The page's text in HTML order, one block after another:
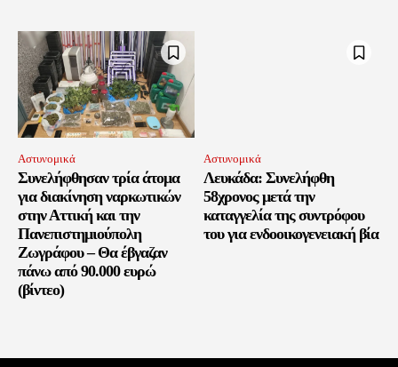
Αστυνομικά
Συνελήφθησαν τρία άτομα
για διακίνηση ναρκωτικών
στην Αττική και την
Πανεπιστημιούπολη
Ζωγράφου – Θα έβγαζαν
πάνω από 90.000 ευρώ
(βίντεο)
Αστυνομικά
Λευκάδα: Συνελήφθη
58χρονος μετά την
καταγγελία της συντρόφου
του για ενδοοικογενειακή βία